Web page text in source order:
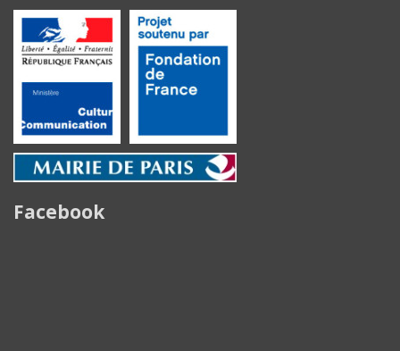
Facebook